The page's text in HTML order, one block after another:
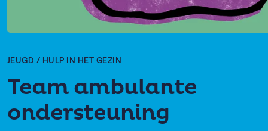
JEUGD / HULP IN HET GEZIN
Team ambulante
ondersteuning